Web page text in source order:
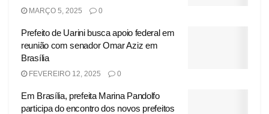
MARÇO 5, 2025 0
Prefeito de Uarini busca apoio federal em
reunião com senador Omar Aziz em
Brasília
FEVEREIRO 12, 2025 0
Em Brasília, prefeita Marina Pandolfo
participa do encontro dos novos prefeitos